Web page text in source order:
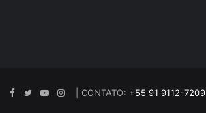
| CONTATO: +55 91 9112-7209
FacebookTwitterYouTube
Instagram